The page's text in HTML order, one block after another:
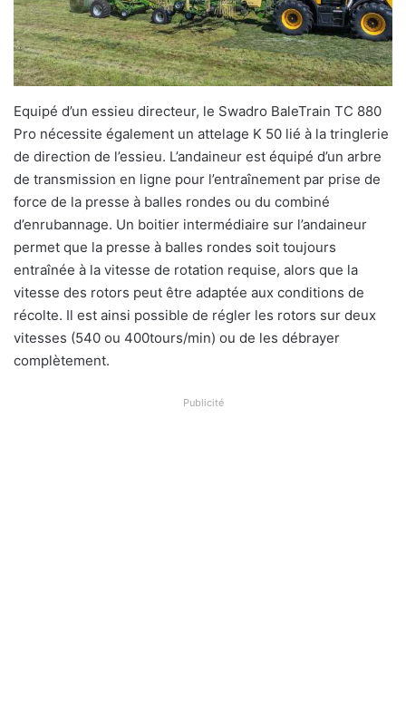
Equipé d’un essieu directeur, le Swadro BaleTrain TC 880
Pro nécessite également un attelage K 50 lié à la tringlerie
de direction de l’essieu. L’andaineur est équipé d’un arbre
de transmission en ligne pour l’entraînement par prise de
force de la presse à balles rondes ou du combiné
d’enrubannage. Un boitier intermédiaire sur l’andaineur
permet que la presse à balles rondes soit toujours
entraînée à la vitesse de rotation requise, alors que la
vitesse des rotors peut être adaptée aux conditions de
récolte. Il est ainsi possible de régler les rotors sur deux
vitesses (540 ou 400tours/min) ou de les débrayer
complètement.
Publicité